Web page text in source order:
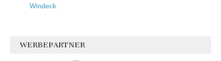
Windeck
WERBEPARTNER